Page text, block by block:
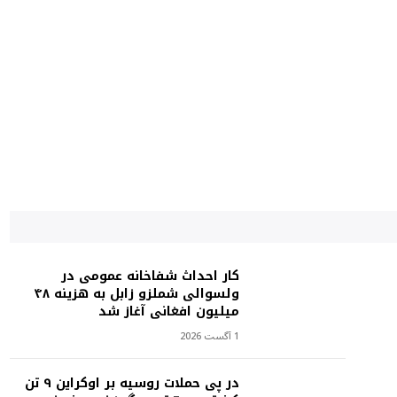
کار احداث شفاخانه عمومی در
ولسوالی شملزو زابل به هزینه ۴۸
میلیون افغانی آغاز شد
1 آگست 2026
در پی حملات روسیه بر اوکراین ۹ تن